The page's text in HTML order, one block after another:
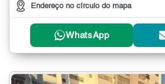
Endereço no círculo do mapa
WhatsApp